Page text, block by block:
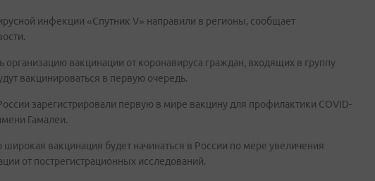
инфекции «Спутник V» направили в регионы, сообщает
организацию вакцинации от коронавируса граждан, входящих в группу
вакцинироваться в первую очередь.
зарегистрировали первую в мире вакцину для профилактики COVID-
Гамалеи.
вакцинация будет начинаться в России по мере увеличения
от пострегистрационных исследований.